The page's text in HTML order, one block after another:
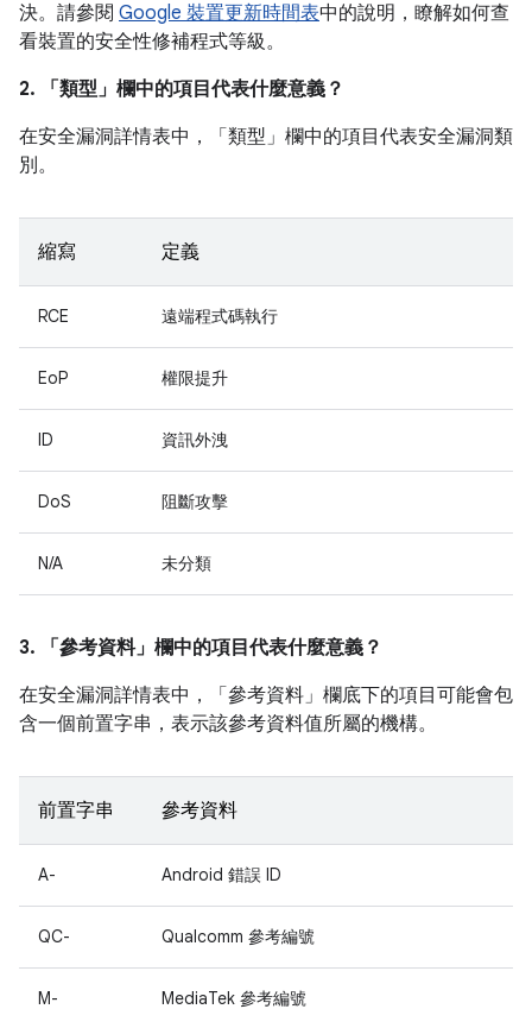
決。請參閱 Google 裝置更新時間表中的說明，瞭解如何查
看裝置的安全性修補程式等級。
2. 「類型」 欄中的項目代表什麼意義？
在安全漏洞詳情表中，「類型」 欄中的項目代表安全漏洞類
別。
縮寫 定義
RCE 遠端程式碼執行
EoP 權限提升
ID 資訊外洩
DoS 阻斷攻擊
N/A 未分類
3. 「參考資料」 欄中的項目代表什麼意義？
在安全漏洞詳情表中，「參考資料」 欄底下的項目可能會包
含一個前置字串，表示該參考資料值所屬的機構。
前置字串 參考資料
A- Android 錯誤 ID
QC- Qualcomm 參考編號
M- MediaTek 參考編號